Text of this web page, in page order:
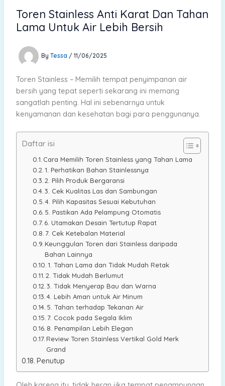
Toren Stainless Anti Karat Dan Tahan
Lama Untuk Air Lebih Bersih
By Tessa / 11/06/2025
Toren Stainless – Memilih tempat penyimpanan air
bersih yang tepat seperti sekarang ini memang
sangatlah penting. Hal ini sebenarnya untuk
kenyamanan dan kesehatan bagi para penggunanya.
Daftar isi
Cara Memilih Toren Stainless yang Tahan Lama
1. Perhatikan Bahan Stainlessnya
2. Pilih Produk Bergaransi
3. Cek Kualitas Las dan Sambungan
4. Pilih Kapasitas Sesuai Kebutuhan
5. Pastikan Ada Pelampung Otomatis
6. Utamakan Desain Tertutup Rapat
7. Cek Ketebalan Material
Keunggulan Toren dari Stainless daripada
Bahan Lainnya
1. Tahan Lama dan Tidak Mudah Retak
2. Tidak Mudah Berlumut
3. Tidak Menyerap Bau dan Warna
4. Lebih Aman untuk Air Minum
5. Tahan terhadap Tekanan Air
7. Cocok pada Segala Iklim
8. Penampilan Lebih Elegan
Review Toren Stainless Vertikal Gold Merk
Grand
Penutup